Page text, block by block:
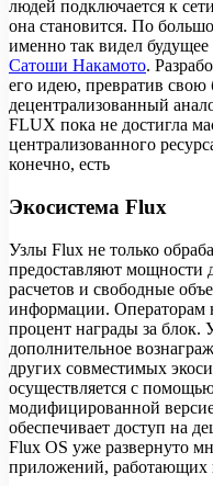
людей подключается к
она становится. По
именно так видел
Сатоши Накамото.
его идею, превратив свою
децентрализованный
FLUX пока не достигла
централизованного
конечно, есть
Экосистема Flux
Узлы Flux не только
предоставляют мощности
расчетов и свободные
информации. Операторам
процент награды за блок.
дополнительное
других совместимых
осуществляется с
модифицированной
обеспечивает доступ на
Flux OS уже развернуто
приложений, работающих